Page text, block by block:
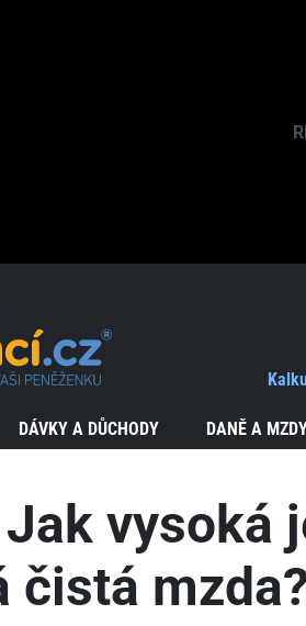
DÁVKY A DŮCHODY DANĚ A
vysoká
čistá